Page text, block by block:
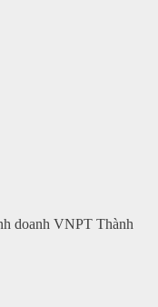
doanh VNPT Thành